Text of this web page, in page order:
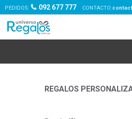
PEDIDOS: 092 677 777
REGALOS